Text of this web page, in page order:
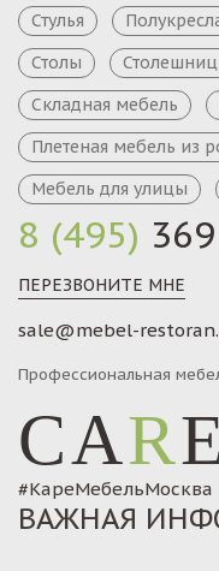
8 (495)
ПЕРЕЗВОНИТЕ МНЕ
sale@mebel-
Профессиональная
CAR
#КареМебельМосква
Стулья
Столы
Складная мебель
Плетеная мебель из
Мебель для улицы
ВАЖНАЯ